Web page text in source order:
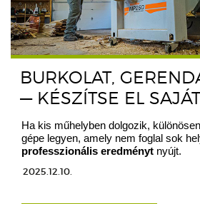
BURKOLAT,
— KÉSZÍTSE EL
Ha kis műhelyben dolgozik,
gépe legyen, amely nem foglal sok
professzionális eredményt nyújt.
2025.12.10.